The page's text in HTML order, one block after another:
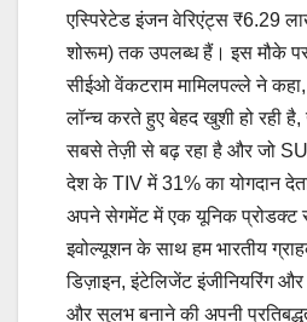
एस्पिरेटेड इंजन वेरिएंट्स ₹6.29
शोरूम) तक उपलब्ध हैं। इस मौके
सीईओ वेंकटराम मामिलपल्ले ने
लॉन्च करते हुए बेहद खुशी हो रही
सबसे तेज़ी से बढ़ रहा है और जो
देश के TIV में 31% का योगदान
अपने सेगमेंट में एक यूनिक प्रोडक्ट
इवोल्यूशन के साथ हम भारतीय
डिज़ाइन, इंटेलिजेंट इंजीनियरिंग और
और सुलभ बनाने की अपनी